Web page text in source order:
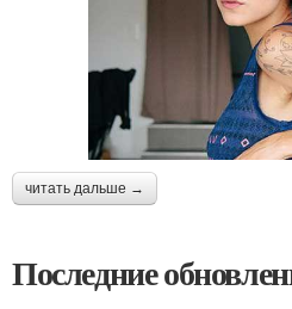
читать дальше →
Последние